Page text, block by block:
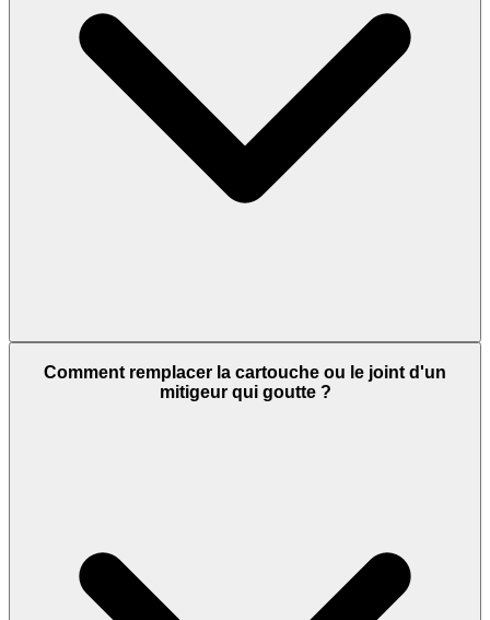
Comment remplacer la cartouche ou le joint d'un
mitigeur qui goutte ?